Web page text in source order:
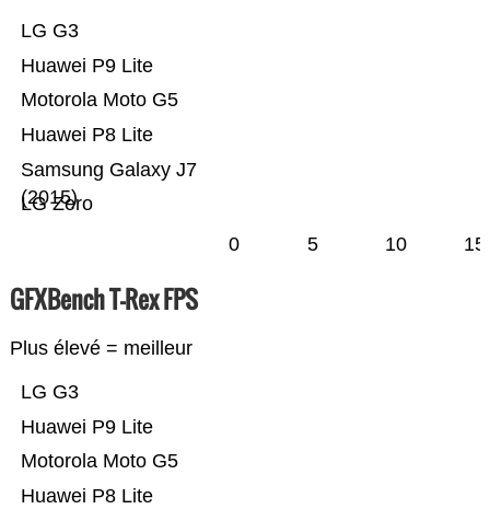
LG Zero
Samsung Galaxy J7
(2015)
Huawei P8 Lite
Motorola Moto G5
Huawei P9 Lite
LG G3
0 5 10 15
GFXBench T-Rex FPS
Plus élevé = meilleur
Huawei P8 Lite
Motorola Moto G5
Huawei P9 Lite
LG G3